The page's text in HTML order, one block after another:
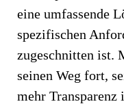
eine umfassende
spezifischen
zugeschnitten ist.
seinen Weg fort,
mehr Transparenz